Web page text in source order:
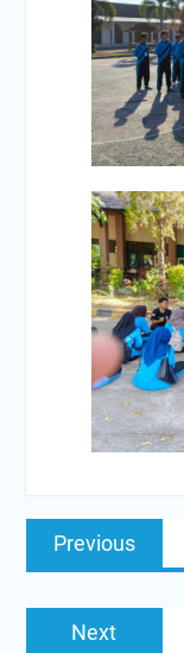
Post
navigation
Previous
Next